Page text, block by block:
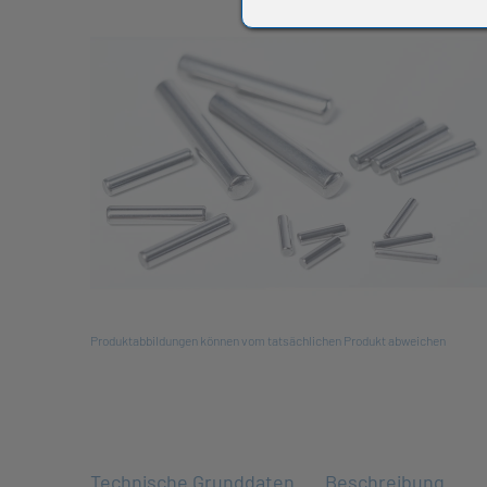
Produktabbildungen können vom tatsächlichen Produkt abweichen
Technische Grunddaten Beschreibung